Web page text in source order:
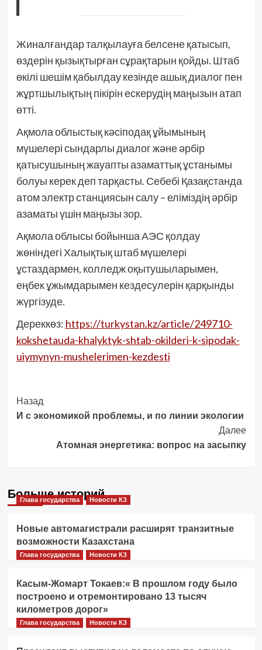
Жиналғандар талқылауға белсене қатысып,
өздерін қызықтырған сұрақтарын қойды. Штаб
өкілі шешім қабылдау кезінде ашық диалог пен
жұртшылықтың пікірін ескерудің маңызын атап
өтті.
Ақмола облыстық кәсіподақ ұйымының
мүшелері сындарлы диалог және әрбір
қатысушының жауапты азаматтық ұстанымы
болуы керек деп тарқасты. Себебі Қазақстанда
атом электр станциясын салу – еліміздің әрбір
азаматы үшін маңызы зор.
Ақмола облысы бойынша АЭС қолдау
жөніндегі Халықтық штаб мүшелері
ұстаздармен, колледж оқытушыларымен,
еңбек ұжымдарымен кездесулерін қарқынды
жүргізуде.
Дереккөз: https://turkystan.kz/article/249710-
kokshetauda-khalyktyk-shtab-okilderi-k-sipodak-
uiymynyn-mushelerimen-kezdesti
Post
Navigation
Назад
И с экономикой проблемы, и по линии экологии
Далее
Атомная энергетика: вопрос на засыпку
Больше историй
Глава государства Новости КЗ
Новые автомагистрали расширят транзитные
возможности Казахстана
Глава государства Новости КЗ
Касым-Жомарт Токаев:« В прошлом году было
построено и отремонтировано 13 тысяч
километров дорог»
Глава государства Новости КЗ